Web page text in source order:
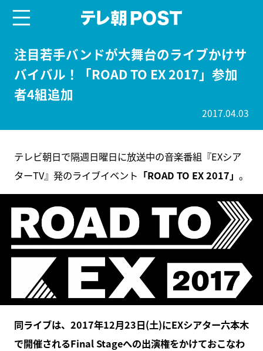
注目若手バンドが大舞台のライブかけサ
バイバル！「ROAD TO EX 2017」参加
者4組追加
2017.04.03
テレビ朝日で隔週日曜日に放送中の音楽番組『EXシア
ターTV』発のライブイベント 「ROAD TO EX 2017」 。
同ライブは、2017年12月23日(土)にEXシアター六本木
で開催されるFinal Stageへの出演権をかけておこなわ